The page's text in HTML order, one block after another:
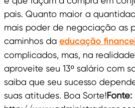
pais. Quanto maior a
mais poder de negociação as
caminhos da educação
complicados, mas, na
aproveite seu 13º salário com
saiba que seu sucesso
suas atitudes. Boa Sorte!Fonte: